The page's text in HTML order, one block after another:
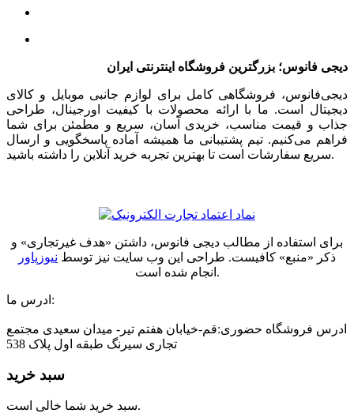
دیجی فانوس؛ بزرگترین فروشگاه اینترنتی ایران
دیجی‌فانوس، فروشگاهی کامل برای لوازم جانبی موبایل و کالای
دیجیتال است. ما با ارائه محصولات با کیفیت اورجینال، طراحی
جذاب و قیمت مناسب، خریدی آسان، سریع و مطمئن برای شما
فراهم می‌کنیم. تیم پشتیبانی ما همیشه آماده پاسخگویی و ارسال
سریع سفارشات است تا بهترین تجربه خرید آنلاین را داشته باشید.
برای استفاده از مطالب دیجی فانوس، داشتن «هدف غیرتجاری» و
ذکر «منبع» کافیست. طراحی این وب سایت نیز توسط نیوزپاور
انجام شده است.
ادرس ما:
ادرس فروشگاه حضوری:قم-خیابان هفتم تیر- میدان سعیدی مجتمع
تجاری سیرنگ طبقه اول پلاک 538
سبد خرید
سبد خرید شما خالی است.